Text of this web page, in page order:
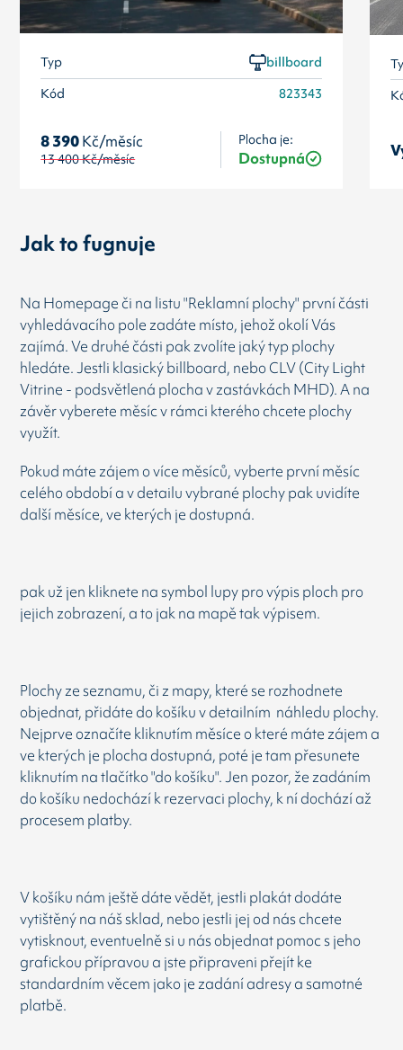
Typ
billboard
Kód
823343
8 390Kč/měsíc
13 400Kč/měsíc
Plocha je:
Dostupná
Jak to fugnuje
Na Homepage či na listu "Reklamní plochy" první části
vyhledávacího pole zadáte místo, jehož okolí Vás
zajímá. Ve druhé části pak zvolíte jaký typ plochy
hledáte. Jestli klasický billboard, nebo CLV (City Light
Vitrine - podsvětlená plocha v zastávkách MHD). A na
závěr vyberete měsíc v rámci kterého chcete plochy
využít.
Pokud máte zájem o více měsíců, vyberte první měsíc
celého období a v detailu vybrané plochy pak uvidíte
další měsíce, ve kterých je dostupná.
pak už jen kliknete na symbol lupy pro výpis ploch pro
jejich zobrazení, a to jak na mapě tak výpisem.
Plochy ze seznamu, či z mapy, které se rozhodnete
objednat, přidáte do košíku v detailním náhledu plochy.
Nejprve označíte kliknutím měsíce o které máte zájem a
ve kterých je plocha dostupná, poté je tam přesunete
kliknutím na tlačítko "do košíku". Jen pozor, že zadáním
do košíku nedochází k rezervaci plochy, k ní dochází až
procesem platby.
V košíku nám ještě dáte vědět, jestli plakát dodáte
vytištěný na náš sklad, nebo jestli jej od nás chcete
vytisknout, eventuelně si u nás objednat pomoc s jeho
grafickou přípravou a jste připraveni přejít ke
standardním věcem jako je zadání adresy a samotné
platbě.